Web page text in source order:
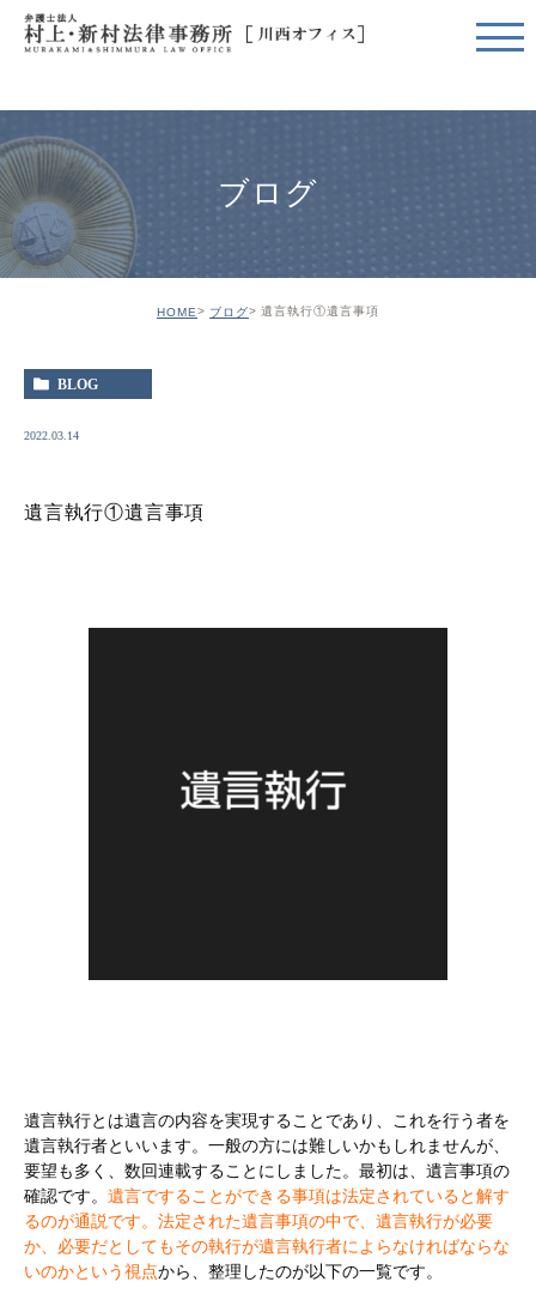
ブログ
HOME ブログ 遺言執行①遺言事項
BLOG
2022.03.14
遺言執行①遺言事項
遺言執行とは遺言の内容を実現することであり、これを行う者を
遺言執行者といいます。一般の方には難しいかもしれませんが、
要望も多く、数回連載することにしました。最初は、遺言事項の
確認です。 遺言ですることができる事項は法定されていると解す
るのが通説です。法定された遺言事項の中で、遺言執行が必要
か、必要だとしてもその執行が遺言執行者によらなければならな
いのかという視点から、整理したのが以下の一覧です。